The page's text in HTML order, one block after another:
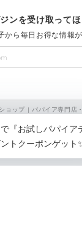
ンを受け取って
から毎日お得な情報
ョップ | パパイア専門店
特定商取
ョップに質問す